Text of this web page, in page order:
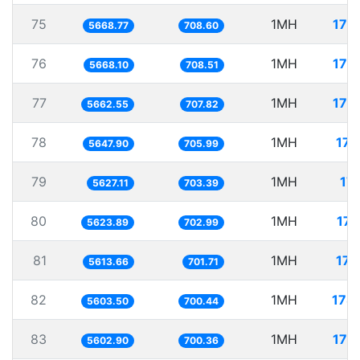
75 5668.77 708.60 1MH
76 5668.10 708.51 1MH
77 5662.55 707.82 1MH
78 5647.90 705.99 1MH
79 5627.11 703.39 1MH
80 5623.89 702.99 1MH
81 5613.66 701.71 1MH
82 5603.50 700.44 1MH
83 5602.90 700.36 1MH